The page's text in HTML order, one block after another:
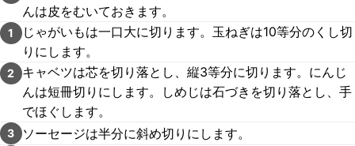
んは皮をむいておきます。
1
じゃがいもは一口大に切ります。玉ねぎは10等分のくし切
りにします。
2
キャベツは芯を切り落とし、縦3等分に切ります。にんじ
んは短冊切りにします。しめじは石づきを切り落とし、手
でほぐします。
3 ソーセージは半分に斜め切りにします。